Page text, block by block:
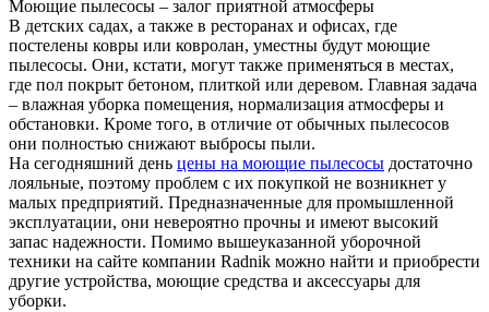
Моющие пылесосы – залог приятной атмосферы
В детских садах, а также в ресторанах и офисах, где
постелены ковры или ковролан, уместны будут моющие
пылесосы. Они, кстати, могут также применяться в местах,
где пол покрыт бетоном, плиткой или деревом. Главная задача
– влажная уборка помещения, нормализация атмосферы и
обстановки. Кроме того, в отличие от обычных пылесосов
они полностью снижают выбросы пыли.
На сегодняшний день цены на моющие пылесосы достаточно
лояльные, поэтому проблем с их покупкой не возникнет у
малых предприятий. Предназначенные для промышленной
эксплуатации, они невероятно прочны и имеют высокий
запас надежности. Помимо вышеуказанной уборочной
техники на сайте компании Radnik можно найти и приобрести
другие устройства, моющие средства и аксессуары для
уборки.